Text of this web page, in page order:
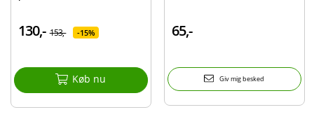
130,- 153,- 15%
Køb nu
65,-
Giv mig besked